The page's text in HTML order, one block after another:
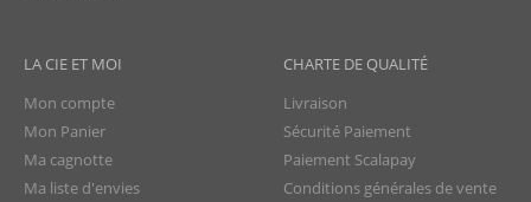
LA CIE ET MOI
Mon compte
Mon Panier
Ma cagnotte
Ma liste d'envies
CHARTE DE QUALITÉ
Livraison
Sécurité Paiement
Paiement Scalapay
Conditions générales de vente